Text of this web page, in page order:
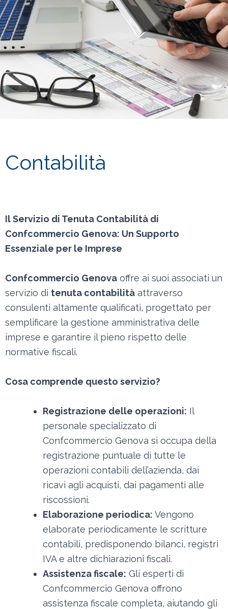
Contabilità
Il Servizio di Tenuta Contabilità di
Confcommercio Genova: Un Supporto
Essenziale per le Imprese
Confcommercio Genova offre ai suoi associati un
servizio di tenuta contabilità attraverso
consulenti altamente qualificati, progettato per
semplificare la gestione amministrativa delle
imprese e garantire il pieno rispetto delle
normative fiscali.
Cosa comprende questo servizio?
Registrazione delle operazioni: Il
personale specializzato di
Confcommercio Genova si occupa della
registrazione puntuale di tutte le
operazioni contabili dell’azienda, dai
ricavi agli acquisti, dai pagamenti alle
riscossioni.
Elaborazione periodica: Vengono
elaborate periodicamente le scritture
contabili, predisponendo bilanci, registri
IVA e altre dichiarazioni fiscali.
Assistenza fiscale: Gli esperti di
Confcommercio Genova offrono
assistenza fiscale completa, aiutando gli